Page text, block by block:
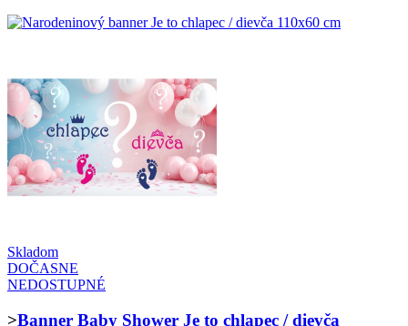
Skladom
DOČASNE
NEDOSTUPNÉ
>Banner Baby Shower Je to chlapec / dievča